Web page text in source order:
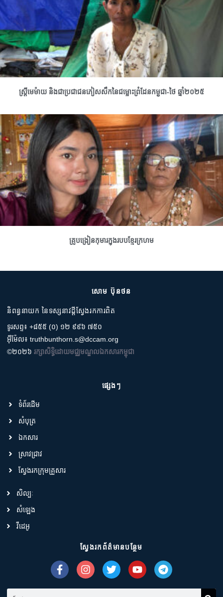
ស្រ្តីមេម៉ាយ និងជាប្រជាជនភៀសសឹកនៃជម្លោះព្រំដែនកម្ពុជា-ថៃ ឆ្នាំ២០២៥
គ្រូបង្រៀនកុមារក្នុងរបបខ្មែរក្រហម
សោម ប៊ុនថន
និពន្ធនាយក នៃទស្សនាវដ្តីស្វែងរកការពិត
ទូរសព្ទ៖ +៨៥៥ (០) ១២ ៩៩៦ ៧៥០
អ៊ីម៉ែល៖ truthbunthorn.s@dccam.org
©២០២៦ រក្សាសិទ្ធិដោយមជ្ឈមណ្ឌលឯកសារកម្ពុជា
ផ្សេងៗ
ទំព័រដើម
សំបុត្រ
ឯកសារ
ស្រាវជ្រាវ
ស្វែងរកក្រុមគ្រួសារ
សិល្បៈ
សំឡេង
វីដេអូ
ស្វែងរកព័ត៌មានបន្ថែម